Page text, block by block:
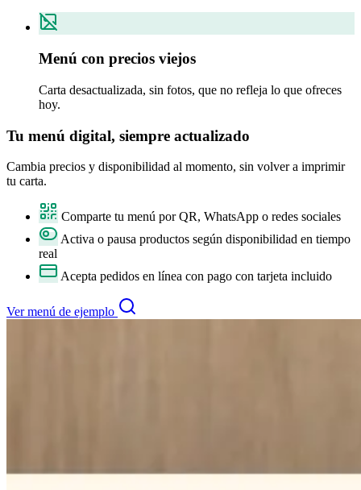
Menú con precios viejos
Carta desactualizada, sin fotos, que no refleja lo que ofreces
hoy.
Tu menú digital, siempre actualizado
Cambia precios y disponibilidad al momento, sin volver a imprimir
tu carta.
Comparte tu menú por QR, WhatsApp o redes sociales
Activa o pausa productos según disponibilidad en tiempo
real
Acepta pedidos en línea con pago con tarjeta incluido
Ver menú de ejemplo